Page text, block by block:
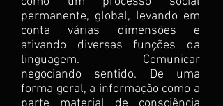
permanente, global, levando em
conta várias dimensões e
ativando diversas funções da
linguagem. Comunicar
negociando sentido. De uma
forma geral, a informação como a